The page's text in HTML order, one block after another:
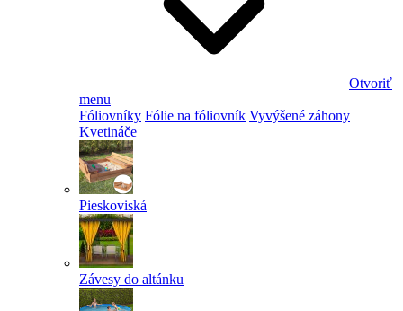
Otvoriť
menu
Fóliovníky Fólie na fóliovník Vyvýšené záhony
Kvetináče
Pieskoviská
Závesy do altánku